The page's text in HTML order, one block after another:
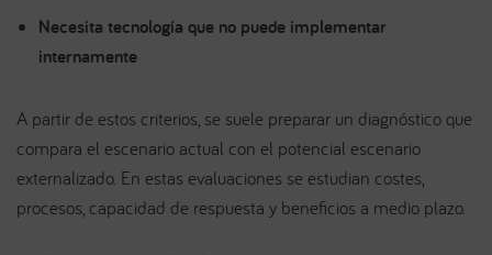
Necesita tecnología que no puede implementar
internamente
A partir de estos criterios, se suele preparar un diagnóstico que
compara el escenario actual con el potencial escenario
externalizado. En estas evaluaciones se estudian costes,
procesos, capacidad de respuesta y beneficios a medio plazo.